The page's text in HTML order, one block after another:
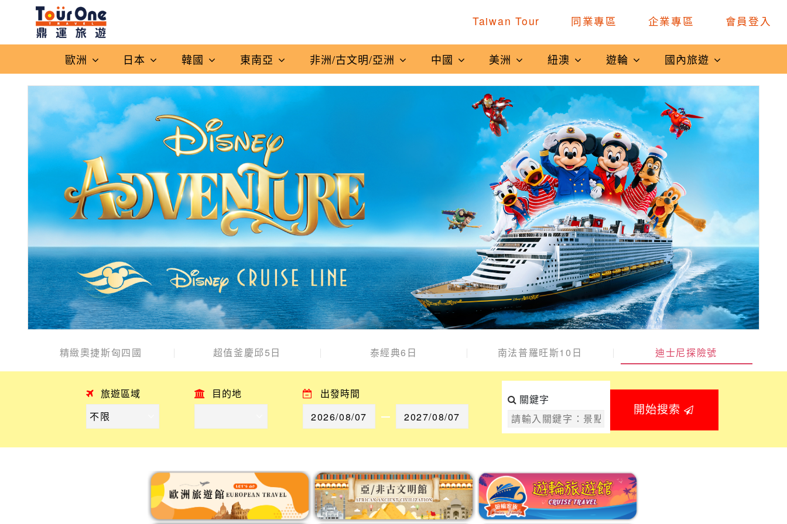
Taiwan Tour 同業專區 企業專區 會員登入
歐洲 日本 韓國 東南亞 非洲/古文明/亞洲 中國 美洲 紐澳 遊輪 國內旅遊
精緻奧捷斯匈四國 超值釜慶邱5日 泰經典6日 南法普羅旺斯10日 迪士尼探險號
旅遊區域 目的地 出發時間 關鍵字
開始搜索